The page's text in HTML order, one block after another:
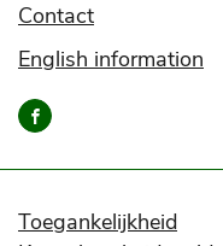
Contact
English information
Bereik
ons
social
Toegankelijkheid